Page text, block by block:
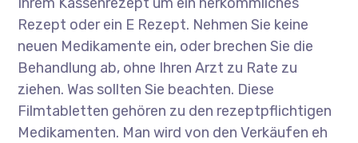
Rezept oder ein E Rezept. Nehmen Sie keine
neuen Medikamente ein, oder brechen Sie die
Behandlung ab, ohne Ihren Arzt zu Rate zu
ziehen. Was sollten Sie beachten. Diese
Filmtabletten gehören zu den rezeptpflichtigen
Medikamenten. Man wird von den Verkäufen eh